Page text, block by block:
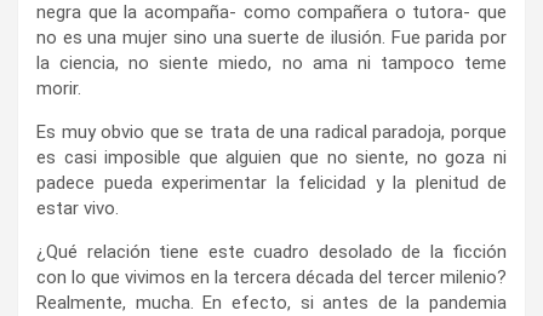
negra que la acompaña- como compañera o tutora- que
no es una mujer sino una suerte de ilusión. Fue parida por
la ciencia, no siente miedo, no ama ni tampoco teme
morir.
Es muy obvio que se trata de una radical paradoja, porque
es casi imposible que alguien que no siente, no goza ni
padece pueda experimentar la felicidad y la plenitud de
estar vivo.
¿Qué relación tiene este cuadro desolado de la ficción
con lo que vivimos en la tercera década del tercer milenio?
Realmente, mucha. En efecto, si antes de la pandemia